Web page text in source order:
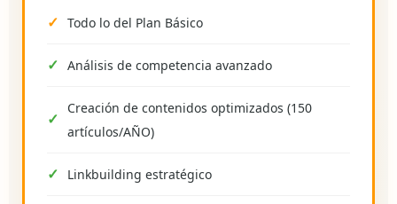
Todo lo del Plan Básico
Análisis de competencia avanzado
Creación de contenidos optimizados (150
artículos/AÑO)
Linkbuilding estratégico